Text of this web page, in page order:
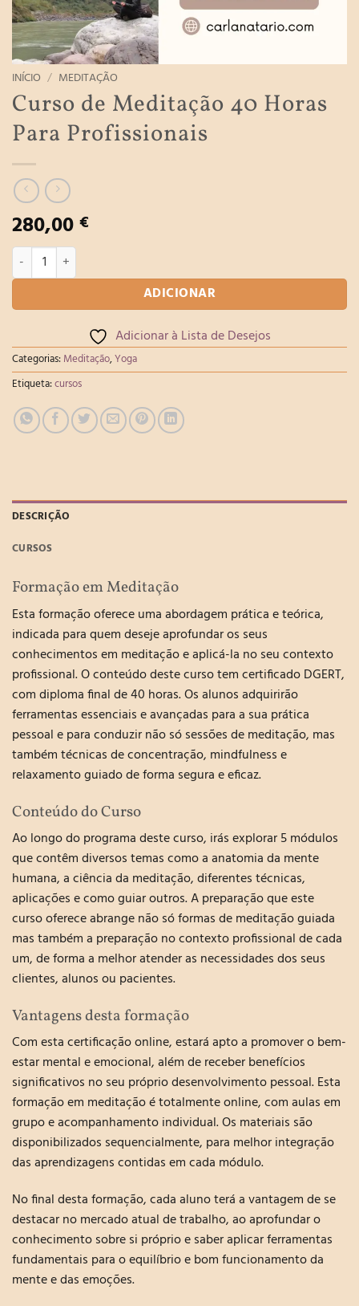
INÍCIO / MEDITAÇÃO
Curso de Meditação 40 Horas
Para Profissionais
280,00 €
Quantidade de Curso de Meditação 40 Horas Para Profissionais
ADICIONAR
Adicionar à Lista de Desejos
Categorias:Meditação,Yoga
Etiqueta:cursos
DESCRIÇÃO
CURSOS
Formação em Meditação
Esta formação oferece uma abordagem prática e teórica,
indicada para quem deseje aprofundar os seus
conhecimentos em meditação e aplicá-la no seu contexto
profissional. O conteúdo deste curso tem certificado DGERT,
com diploma final de 40 horas. Os alunos adquirirão
ferramentas essenciais e avançadas para a sua prática
pessoal e para conduzir não só sessões de meditação, mas
também técnicas de concentração, mindfulness e
relaxamento guiado de forma segura e eficaz.
Conteúdo do Curso
Ao longo do programa deste curso, irás explorar 5 módulos
que contêm diversos temas como a anatomia da mente
humana, a ciência da meditação, diferentes técnicas,
aplicações e como guiar outros. A preparação que este
curso oferece abrange não só formas de meditação guiada
mas também a preparação no contexto profissional de cada
um, de forma a melhor atender as necessidades dos seus
clientes, alunos ou pacientes.
Vantagens desta formação
Com esta certificação online, estará apto a promover o bem-
estar mental e emocional, além de receber benefícios
significativos no seu próprio desenvolvimento pessoal. Esta
formação em meditação é totalmente online, com aulas em
grupo e acompanhamento individual. Os materiais são
disponibilizados sequencialmente, para melhor integração
das aprendizagens contidas em cada módulo.
No final desta formação, cada aluno terá a vantagem de se
destacar no mercado atual de trabalho, ao aprofundar o
conhecimento sobre si próprio e saber aplicar ferramentas
fundamentais para o equilíbrio e bom funcionamento da
mente e das emoções.